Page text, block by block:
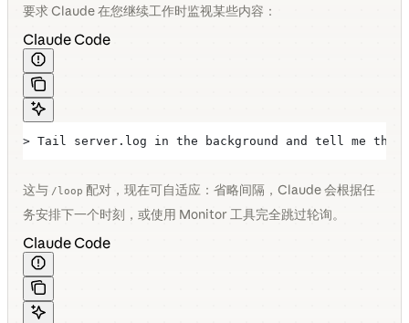
要求 Claude 在您继续工作时监视某些内容：
Claude Code
> Tail server.log in the background and tell me the
这与 /loop 配对，现在可自适应：省略间隔，Claude 会根据任
务安排下一个时刻，或使用 Monitor 工具完全跳过轮询。
Claude Code